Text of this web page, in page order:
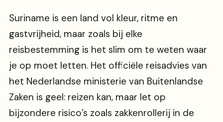
Suriname is een land vol kleur, ritme en
gastvrijheid, maar zoals bij elke
reisbestemming is het slim om te weten waar
je op moet letten. Het officiële reisadvies van
het Nederlandse ministerie van Buitenlandse
Zaken is geel: reizen kan, maar let op
bijzondere risico’s zoals zakkenrollerij in de